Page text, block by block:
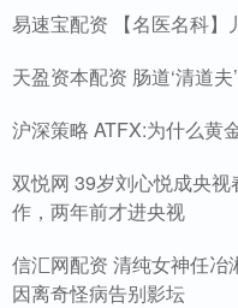
易速宝配资 【名医名科
天盈资本配资 肠道‘清道
沪深策略 ATFX:为什么黄
双悦网 39岁刘心悦成央
作，两年前才进央视
信汇网配资 清纯女神任冶
因离奇怪病告别影坛